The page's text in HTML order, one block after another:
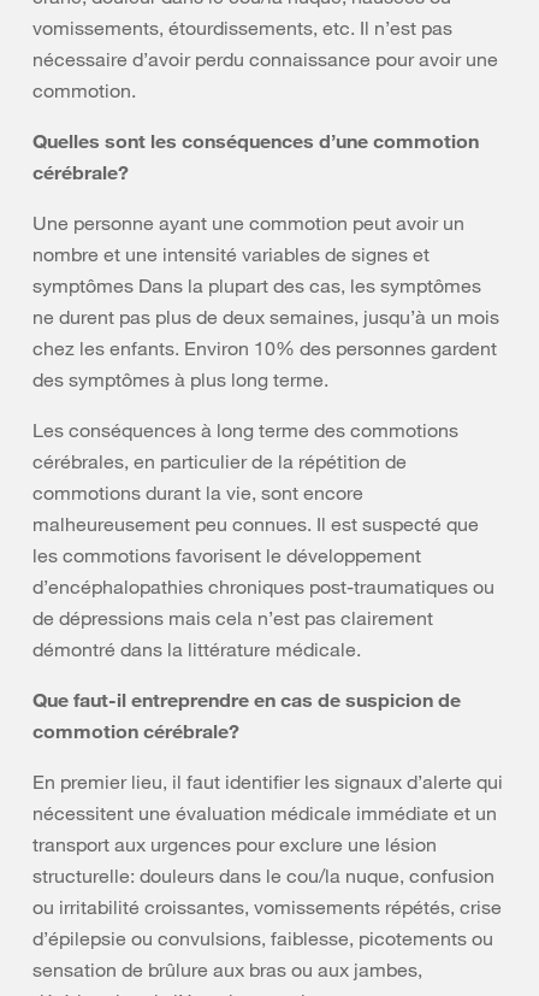
vomissements, étourdissements, etc. Il n’est pas
nécessaire d’avoir perdu connaissance pour avoir une
commotion.
Quelles sont les conséquences d’une commotion
cérébrale?
Une personne ayant une commotion peut avoir un
nombre et une intensité variables de signes et
symptômes Dans la plupart des cas, les symptômes
ne durent pas plus de deux semaines, jusqu’à un mois
chez les enfants. Environ 10% des personnes gardent
des symptômes à plus long terme.
Les conséquences à long terme des commotions
cérébrales, en particulier de la répétition de
commotions durant la vie, sont encore
malheureusement peu connues. Il est suspecté que
les commotions favorisent le développement
d’encéphalopathies chroniques post-traumatiques ou
de dépressions mais cela n’est pas clairement
démontré dans la littérature médicale.
Que faut-il entreprendre en cas de suspicion de
commotion cérébrale?
En premier lieu, il faut identifier les signaux d’alerte qui
nécessitent une évaluation médicale immédiate et un
transport aux urgences pour exclure une lésion
structurelle: douleurs dans le cou/la nuque, confusion
ou irritabilité croissantes, vomissements répétés, crise
d’épilepsie ou convulsions, faiblesse, picotements ou
sensation de brûlure aux bras ou aux jambes,